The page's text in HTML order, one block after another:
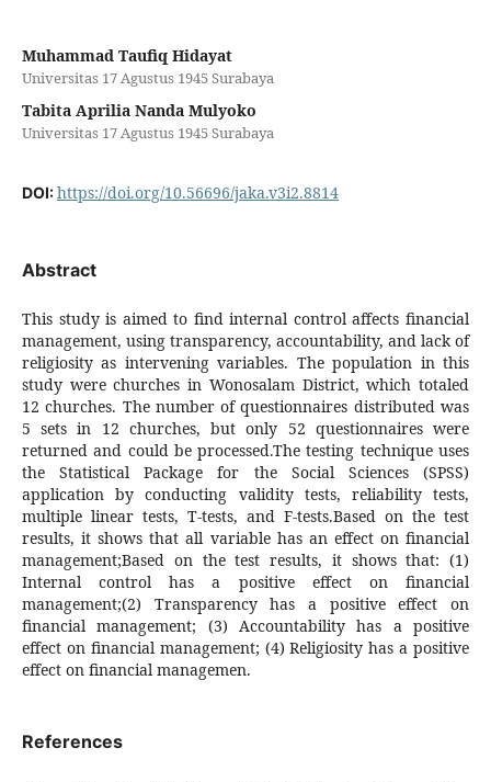
Muhammad Taufiq Hidayat
Universitas 17 Agustus 1945 Surabaya
Tabita Aprilia Nanda Mulyoko
Universitas 17 Agustus 1945 Surabaya
DOI:https://doi.org/10.56696/jaka.v3i2.8814
Abstract
This study is aimed to find internal control affects financial
management, using transparency, accountability, and lack of
religiosity as intervening variables. The population in this
study were churches in Wonosalam District, which totaled
12 churches. The number of questionnaires distributed was
5 sets in 12 churches, but only 52 questionnaires were
returned and could be processed.The testing technique uses
the Statistical Package for the Social Sciences (SPSS)
application by conducting validity tests, reliability tests,
multiple linear tests, T-tests, and F-tests.Based on the test
results, it shows that all variable has an effect on financial
management;Based on the test results, it shows that: (1)
Internal control has a positive effect on financial
management;(2) Transparency has a positive effect on
financial management; (3) Accountability has a positive
effect on financial management; (4) Religiosity has a positive
effect on financial managemen.
References